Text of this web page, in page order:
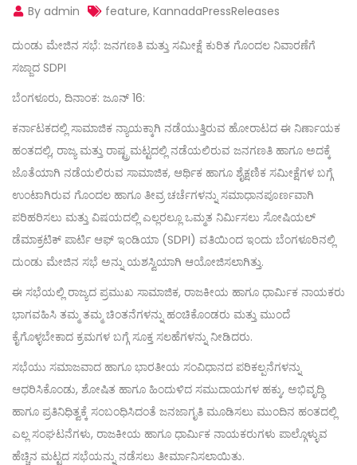
By admin feature, KannadaPressReleases
ದುಂಡು ಮೇಜಿನ ಸಭೆ: ಜನಗಣತಿ ಮತ್ತು ಸಮೀಕ್ಷೆ ಕುರಿತ ಗೊಂದಲ ನಿವಾರಣೆಗೆ
ಸಜ್ಜಾದ SDPI
ಬೆಂಗಳೂರು, ದಿನಾಂಕ: ಜೂನ್ 16:
ಕರ್ನಾಟಕದಲ್ಲಿ ಸಾಮಾಜಿಕ ನ್ಯಾಯಕ್ಕಾಗಿ ನಡೆಯುತ್ತಿರುವ ಹೋರಾಟದ ಈ ನಿರ್ಣಾಯಕ
ಹಂತದಲ್ಲಿ, ರಾಜ್ಯ ಮತ್ತು ರಾಷ್ಟ್ರಮಟ್ಟದಲ್ಲಿ ನಡೆಯಲಿರುವ ಜನಗಣತಿ ಹಾಗೂ ಅದಕ್ಕೆ
ಜೊತೆಯಾಗಿ ನಡೆಯಲಿರುವ ಸಾಮಾಜಿಕ, ಆರ್ಥಿಕ ಹಾಗೂ ಶೈಕ್ಷಣಿಕ ಸಮೀಕ್ಷೆಗಳ ಬಗ್ಗೆ
ಉಂಟಾಗಿರುವ ಗೊಂದಲ ಹಾಗೂ ತೀವ್ರ ಚರ್ಚೆಗಳನ್ನು ಸಮಾಧಾನಪೂರ್ಣವಾಗಿ
ಪರಿಹರಿಸಲು ಮತ್ತು ವಿಷಯದಲ್ಲಿ ಎಲ್ಲರಲ್ಲೂ ಒಮ್ಮತ ನಿರ್ಮಿಸಲು ಸೋಷಿಯಲ್
ಡೆಮಾಕ್ರಟಿಕ್ ಪಾರ್ಟಿ ಆಫ್ ಇಂಡಿಯಾ (SDPI) ವತಿಯಿಂದ ಇಂದು ಬೆಂಗಳೂರಿನಲ್ಲಿ
ದುಂಡು ಮೇಜಿನ ಸಭೆ ಅನ್ನು ಯಶಸ್ವಿಯಾಗಿ ಆಯೋಜಿಸಲಾಗಿತ್ತು.
ಈ ಸಭೆಯಲ್ಲಿ ರಾಜ್ಯದ ಪ್ರಮುಖ ಸಾಮಾಜಿಕ, ರಾಜಕೀಯ ಹಾಗೂ ಧಾರ್ಮಿಕ ನಾಯಕರು
ಭಾಗವಹಿಸಿ ತಮ್ಮ ತಮ್ಮ ಚಿಂತನೆಗಳನ್ನು ಹಂಚಿಕೊಂಡರು ಮತ್ತು ಮುಂದೆ
ಕೈಗೊಳ್ಳಬೇಕಾದ ಕ್ರಮಗಳ ಬಗ್ಗೆ ಸೂಕ್ತ ಸಲಹೆಗಳನ್ನು ನೀಡಿದರು.
ಸಭೆಯು ಸಮಾಜವಾದ ಹಾಗೂ ಭಾರತೀಯ ಸಂವಿಧಾನದ ಪರಿಕಲ್ಪನೆಗಳನ್ನು
ಆಧರಿಸಿಕೊಂಡು, ಶೋಷಿತ ಹಾಗೂ ಹಿಂದುಳಿದ ಸಮುದಾಯಗಳ ಹಕ್ಕು, ಅಭಿವೃದ್ಧಿ
ಹಾಗೂ ಪ್ರತಿನಿಧಿತ್ವಕ್ಕೆ ಸಂಬಂಧಿಸಿದಂತೆ ಜನಜಾಗೃತಿ ಮೂಡಿಸಲು ಮುಂದಿನ ಹಂತದಲ್ಲಿ
ಎಲ್ಲ ಸಂಘಟನೆಗಳು, ರಾಜಕೀಯ ಹಾಗೂ ಧಾರ್ಮಿಕ ನಾಯಕರುಗಳು ಪಾಲ್ಗೊಳ್ಳುವ
ಹೆಚ್ಚಿನ ಮಟ್ಟದ ಸಭೆಯನ್ನು ನಡೆಸಲು ತೀರ್ಮಾನಿಸಲಾಯಿತು.